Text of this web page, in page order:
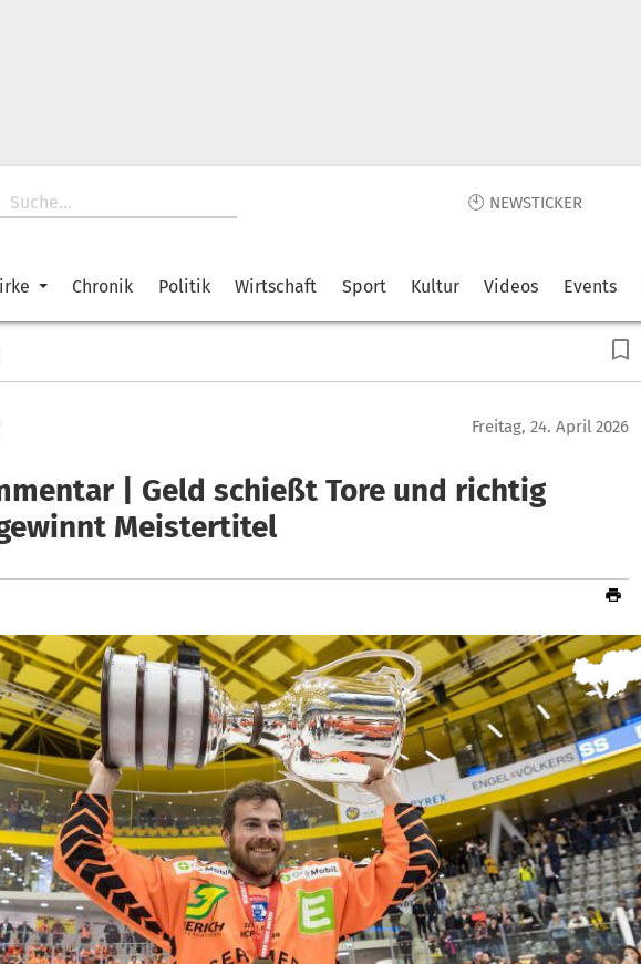
🕙 NEWSTICKER
Chronik Politik Wirtschaft Sport Kultur Videos Events
Freitag, 24. April 2026
| Geld schießt Tore und richtig
Meistertitel